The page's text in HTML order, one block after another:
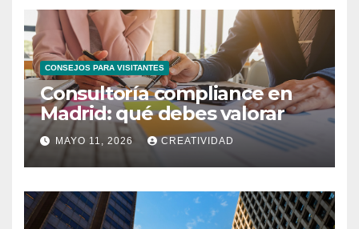
CONSEJOS PARA VISITANTES
Consultoría compliance en
Madrid: qué debes valorar
MAYO 11, 2026 CREATIVIDAD